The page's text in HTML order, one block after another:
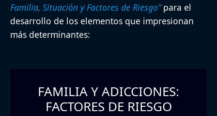
Familia, Situación y Factores de Riesgo”para el
desarrollo de los elementos que impresionan
más determinantes:
FAMILIA Y ADICCIONES:
FACTORES DE RIESGO